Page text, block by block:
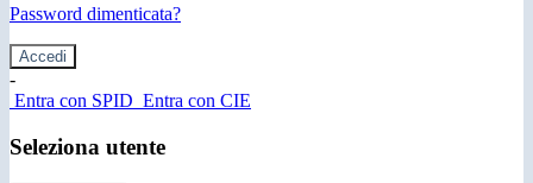
Password dimenticata?
-
Entra con SPID Entra con CIE
Seleziona utente